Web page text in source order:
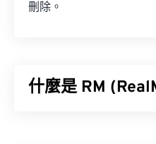
刪除。
什麼是 RM